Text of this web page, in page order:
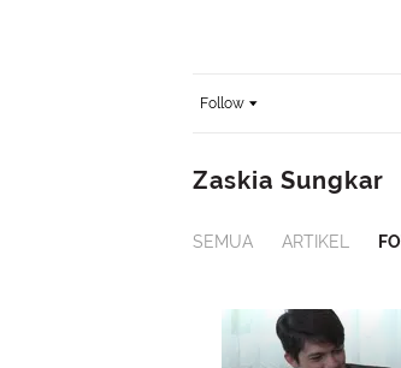
Follow
Zaskia Sungkar
SEMUA ARTIKEL